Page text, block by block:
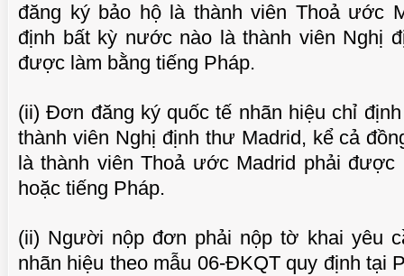
đăng ký bảo hộ là thành viên Thoả ước
định bất kỳ nước nào là thành viên Nghị
được làm bằng tiếng Pháp.
(ii) Đơn đăng ký quốc tế nhãn hiệu chỉ
thành viên Nghị định thư Madrid, kể cả
là thành viên Thoả ước Madrid phải được
hoặc tiếng Pháp.
(ii) Người nộp đơn phải nộp tờ khai yêu
nhãn hiệu theo mẫu 06-ĐKQT quy định tại
CHUẨN BỊ THƯ CHUYỂN VĂN BẰNG NHÃN
HIỆU GỐC TỚI KHÁCH HÀNG